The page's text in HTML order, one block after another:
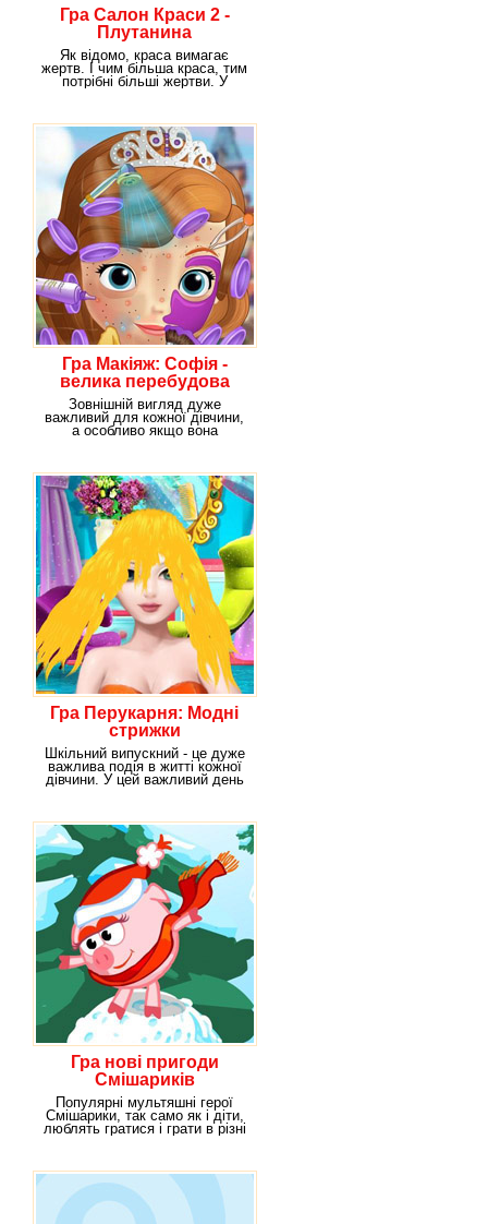
Гра Салон Краси 2 -
Плутанина
Як відомо, краса вимагає
жертв. І чим більша краса, тим
потрібні більші жертви. У
Гра Макіяж: Софія -
велика перебудова
Зовнішній вигляд дуже
важливий для кожної дівчини,
а особливо якщо вона
Гра Перукарня: Модні
стрижки
Шкільний випускний - це дуже
важлива подія в житті кожної
дівчини. У цей важливий день
Гра нові пригоди
Смішариків
Популярні мультяшні герої
Смішарики, так само як і діти,
люблять гратися і грати в різні